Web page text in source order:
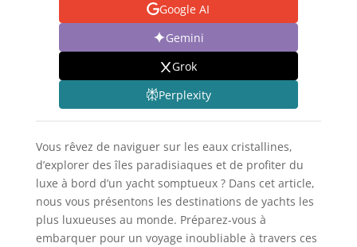
Google AI
Gemini
Grok
Perplexity
Vous rêvez de naviguer sur les eaux cristallines,
d’explorer des îles paradisiaques et de profiter du
luxe à bord d’un yacht somptueux ? Dans cet article,
nous vous présentons les destinations de yachts les
plus luxueuses au monde. Préparez-vous à
embarquer pour un voyage inoubliable à travers ces